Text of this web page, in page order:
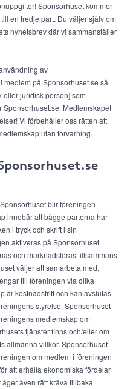
Sponsorhuset kommer
en tredje part. Du väljer själv om
nyhetsbrev där vi sammanställer
av
medlem på Sponsorhuset.se så
eller juridisk person] som
Medlemskapet
Vi förbehåller oss rätten att
utan förvarning.
blir föreningen
innebär att bägge parterna har
i tryck och skrift i sin
aktiveras på Sponsorhuset
och marknadsföras tillsammans
väljer att samarbeta med.
till föreningen via olika
är kostnadsfritt och kan avslutas
styrelse. Sponsorhuset
medlemskap om
tjänster finns och/eller om
allmänna villkor. Sponsorhuset
om medlem i föreningen
att erhålla ekonomiska fördelar
även rätt kräva tillbaka